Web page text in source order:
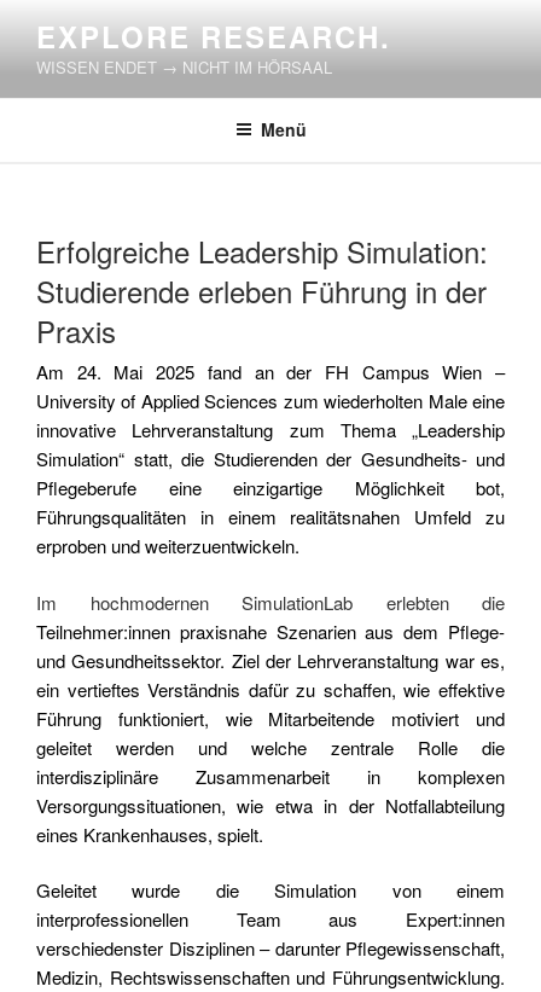
springen
EXPLORE RESEARCH.
WISSEN ENDET → NICHT IM HÖRSAAL
Menü
AM
Erfolgreiche Leadership Simulation:
Studierende erleben Führung in der
Praxis
Am 24. Mai 2025 fand an der FH Campus Wien –
University of Applied Sciences zum wiederholten Male eine
innovative Lehrveranstaltung zum Thema „Leadership
Simulation“ statt, die Studierenden der Gesundheits- und
Pflegeberufe eine einzigartige Möglichkeit bot,
Führungsqualitäten in einem realitätsnahen Umfeld zu
erproben und weiterzuentwickeln.
Im hochmodernen SimulationLab erlebten die
Teilnehmer:innen praxisnahe Szenarien aus dem Pflege-
und Gesundheitssektor. Ziel der Lehrveranstaltung war es,
ein vertieftes Verständnis dafür zu schaffen, wie effektive
Führung funktioniert, wie Mitarbeitende motiviert und
geleitet werden und welche zentrale Rolle die
interdisziplinäre Zusammenarbeit in komplexen
Versorgungssituationen, wie etwa in der Notfallabteilung
eines Krankenhauses, spielt.
Geleitet wurde die Simulation von einem
interprofessionellen Team aus Expert:innen
verschiedenster Disziplinen – darunter Pflegewissenschaft,
Medizin, Rechtswissenschaften und Führungsentwicklung.